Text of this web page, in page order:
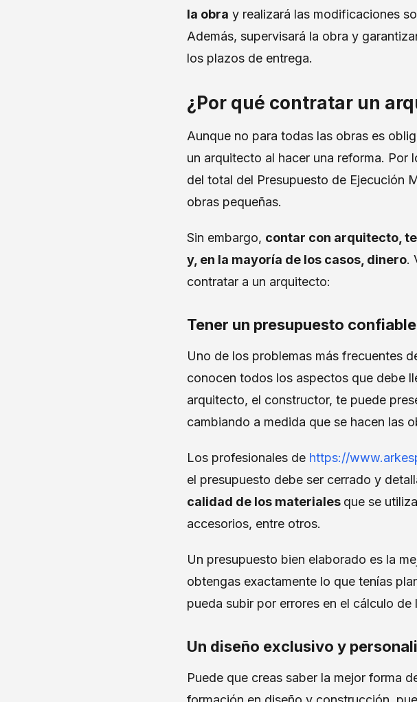
la obra y realizará las modificaciones
Además, supervisará la obra y
los plazos de entrega.
¿Por qué contratar un
Aunque no para todas las obras es
un arquitecto al hacer una reforma. Por
del total del Presupuesto de Ejecución
obras pequeñas.
Sin embargo, contar con arquitecto,
y, en la mayoría de los casos, dinero.
contratar a un arquitecto:
Tener un presupuesto confiable
Uno de los problemas más frecuentes
conocen todos los aspectos que debe
arquitecto, el constructor, te puede
cambiando a medida que se hacen las
Los profesionales de https://
el presupuesto debe ser cerrado y
calidad de los materiales que se
accesorios, entre otros.
Un presupuesto bien elaborado es la
obtengas exactamente lo que tenías
pueda subir por errores en el cálculo
Un diseño exclusivo y
Puede que creas saber la mejor forma